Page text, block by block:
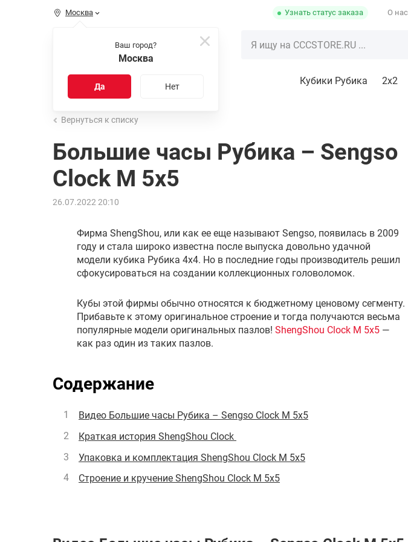
Москва
Ваш город?
Москва
Да Нет
Узнать статус заказа О нас
КАТАЛОГ
Распродажа Кубики Рубика 2x2
Вернуться к списку
Большие часы Рубика – Sengso
Clock M 5x5
26.07.2022 20:10
Фирма ShengShou, или как ее еще называют Sengso, появилась в 2009
году и стала широко известна после выпуска довольно удачной
модели кубика Рубика 4х4. Но в последние годы производитель решил
сфокусироваться на создании коллекционных головоломок.
Кубы этой фирмы обычно относятся к бюджетному ценовому сегменту.
Прибавьте к этому оригинальное строение и тогда получаются весьма
популярные модели оригинальных пазлов! ShengShou Clock M 5x5 —
как раз один из таких пазлов.
Содержание
Видео Большие часы Рубика – Sengso Clock M 5x5
Краткая история ShengShou Clock
Упаковка и комплектация ShengShou Clock M 5x5
Строение и кручение ShengShou Clock M 5x5